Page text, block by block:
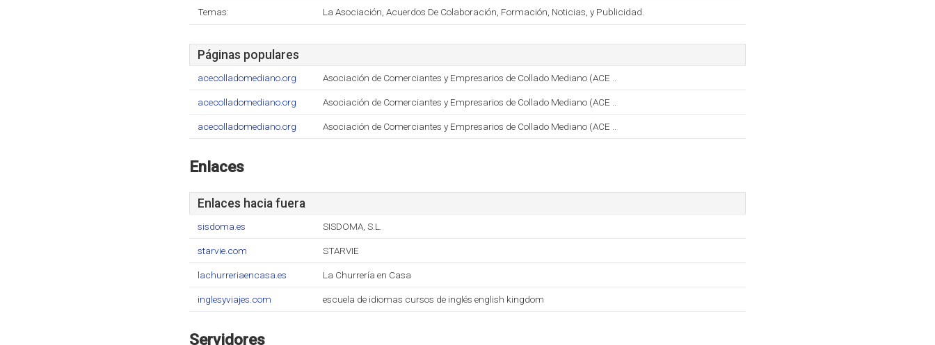
Temas: La Asociación, Acuerdos De Colaboración, Formación, Noticias, y Publicidad.
Páginas populares
acecolladomediano.org Asociación de Comerciantes y Empresarios de Collado Mediano (ACE ..
acecolladomediano.org Asociación de Comerciantes y Empresarios de Collado Mediano (ACE ..
acecolladomediano.org Asociación de Comerciantes y Empresarios de Collado Mediano (ACE ..
Enlaces
Enlaces hacia fuera
sisdoma.es SISDOMA, S.L.
starvie.com STARVIE
lachurreriaencasa.es La Churrería en Casa
inglesyviajes.com escuela de idiomas cursos de inglés english kingdom
Servidores